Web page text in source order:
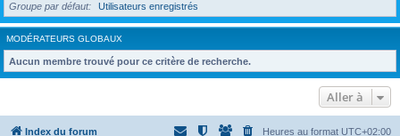
r
Groupe par défaut
Utilisateurs enregistrés
MODÉRATEURS GLOBAUX
Aucun membre trouvé pour ce critère de recherche.
Aller à
Index du forum Heures au format UTC+02:00